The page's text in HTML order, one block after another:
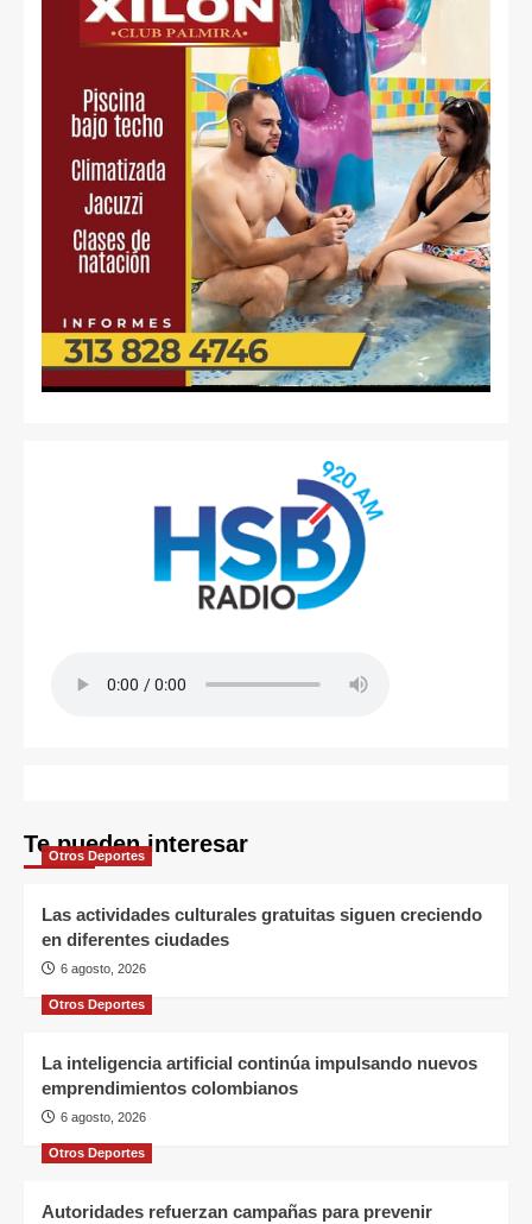
Te pueden interesar
Otros Deportes
Las actividades culturales gratuitas siguen creciendo
en diferentes ciudades
6 agosto, 2026
Otros Deportes
La inteligencia artificial continúa impulsando nuevos
emprendimientos colombianos
6 agosto, 2026
Otros Deportes
Autoridades refuerzan campañas para prevenir